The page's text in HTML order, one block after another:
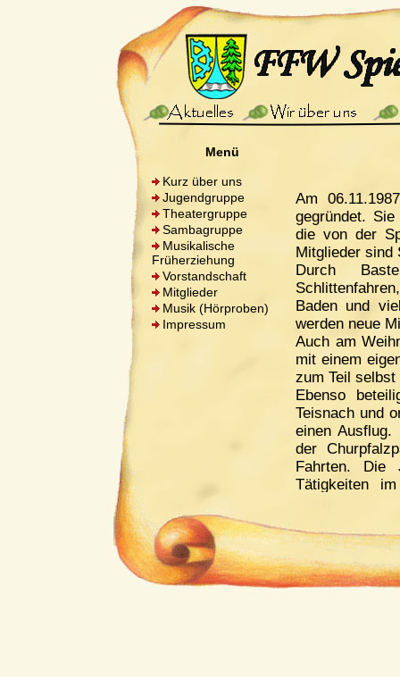
Menü
Kurz über uns
Jugendgruppe
Theatergruppe
Sambagruppe
Musikalische
Früherziehung
Vorstandschaft
Mitglieder
Musik (Hörproben)
Impressum
Am
gegründet.
die von der
Mitglieder sind
Durch
Baden und
werden neue
Auch am
mit einem
zum Teil
Ebenso
Teisnach und
einen
der
Fahrten. Die
Tätigkeiten
1.Vorsitzende: